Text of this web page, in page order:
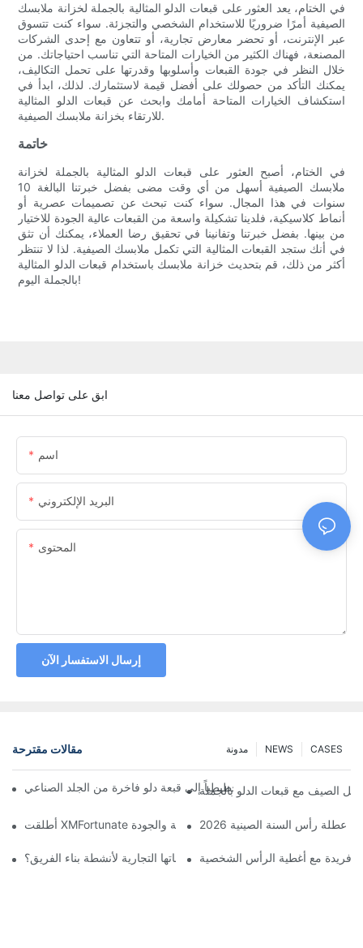
في الختام، يعد العثور على قبعات الدلو المثالية بالجملة لخزانة ملابسك
الصيفية أمرًا ضروريًا للاستخدام الشخصي والتجزئة. سواء كنت تتسوق
عبر الإنترنت، أو تحضر معارض تجارية، أو تتعاون مع إحدى الشركات
المصنعة، فهناك الكثير من الخيارات المتاحة التي تناسب احتياجاتك. من
خلال النظر في جودة القبعات وأسلوبها وقدرتها على تحمل التكاليف،
يمكنك التأكد من حصولك على أفضل قيمة لاستثمارك. لذلك، ابدأ في
استكشاف الخيارات المتاحة أمامك وابحث عن قبعات الدلو المثالية
للارتقاء بخزانة ملابسك الصيفية.
خاتمة
في الختام، أصبح العثور على قبعات الدلو المثالية بالجملة لخزانة
ملابسك الصيفية أسهل من أي وقت مضى بفضل خبرتنا البالغة 10
سنوات في هذا المجال. سواء كنت تبحث عن تصميمات عصرية أو
أنماط كلاسيكية، فلدينا تشكيلة واسعة من القبعات عالية الجودة للاختيار
من بينها. بفضل خبرتنا وتفانينا في تحقيق رضا العملاء، يمكنك أن تثق
في أنك ستجد القبعات المثالية التي تكمل ملابسك الصيفية. لذا لا تنتظر
أكثر من ذلك، قم بتحديث خزانة ملابسك باستخدام قبعات الدلو المثالية
بالجملة اليوم!
ابق على تواصل معنا
اسم
البريد الإلكتروني
المحتوى
إرسال الاستفسار الآن
مقالات مقترحة CASES
NEWS مدونة
مصمم بريطاني رسماً تخطيطياً إلى قبعة دلو فاخرة من الجلد الصناعي
الصيف مع قبعات الدلو بالجملة
عطلة رأس السنة الصينية 2026
الشركات بتخصيص قبعات تحمل علاماتها التجارية لأنشطة بناء الفريق؟
فريدة مع أغطية الرأس الشخصية